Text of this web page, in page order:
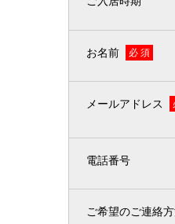
お名前 必 須
メールアドレス
電話番号
ご希望のご連絡